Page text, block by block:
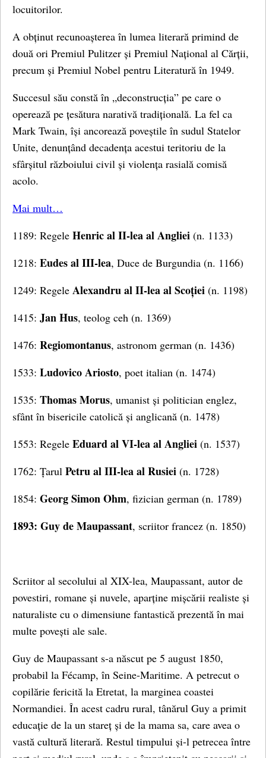
locuitorilor.
A obținut recunoașterea în lumea literară primind de
două ori Premiul Pulitzer și Premiul Național al Cărții,
precum și Premiul Nobel pentru Literatură în 1949.
Succesul său constă în „deconstrucția” pe care o
operează pe țesătura narativă tradițională. La fel ca
Mark Twain, își ancorează poveștile în sudul Statelor
Unite, denunțând decadența acestui teritoriu de la
sfârșitul războiului civil și violența rasială comisă
acolo.
Mai mult…
1189: Regele Henric al II-lea al Angliei (n. 1133)
1218: Eudes al III-lea, Duce de Burgundia (n. 1166)
1249: Regele Alexandru al II-lea al Scoției (n. 1198)
1415: Jan Hus, teolog ceh (n. 1369)
1476: Regiomontanus, astronom german (n. 1436)
1533: Ludovico Ariosto, poet italian (n. 1474)
1535: Thomas Morus, umanist și politician englez,
sfânt în bisericile catolică și anglicană (n. 1478)
1553: Regele Eduard al VI-lea al Angliei (n. 1537)
1762: Țarul Petru al III-lea al Rusiei (n. 1728)
1854: Georg Simon Ohm, fizician german (n. 1789)
1893: Guy de Maupassant, scriitor francez (n. 1850)
Scriitor al secolului al XIX-lea, Maupassant, autor de
povestiri, romane și nuvele, aparține mișcării realiste și
naturaliste cu o dimensiune fantastică prezentă în mai
multe povești ale sale.
Guy de Maupassant s-a născut pe 5 august 1850,
probabil la Fécamp, în Seine-Maritime. A petrecut o
copilărie fericită la Etretat, la marginea coastei
Normandiei. În acest cadru rural, tânărul Guy a primit
educație de la un stareț și de la mama sa, care avea o
vastă cultură literară. Restul timpului și-l petrecea între